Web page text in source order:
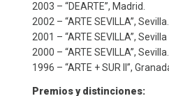
2003 – “DEARTE”, Madrid.
2002 – “ARTE SEVILLA”, Sevilla.
2001 – “ARTE SEVILLA”, Sevilla
2000 – “ARTE SEVILLA”, Sevilla.
1996 – “ARTE + SUR II”,
Premios y distinciones: